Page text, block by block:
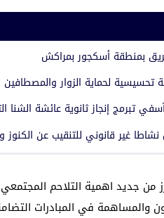
بمنطقة أسكجور بمراكش
تحسيسية لحماية الزوار والمصطافين
تبرمج إنجاز ثانوية عائشة الشنا
غير قانوني للتنقيب عن
من جديد اهمية التلاحم
والمساهمة في المبادرات